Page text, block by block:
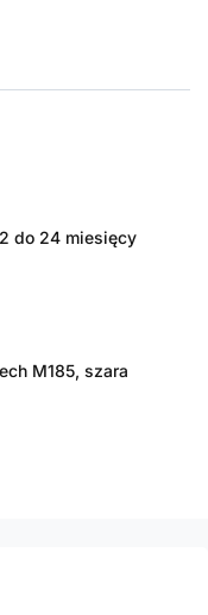
do 24 miesięcy
M185, szara